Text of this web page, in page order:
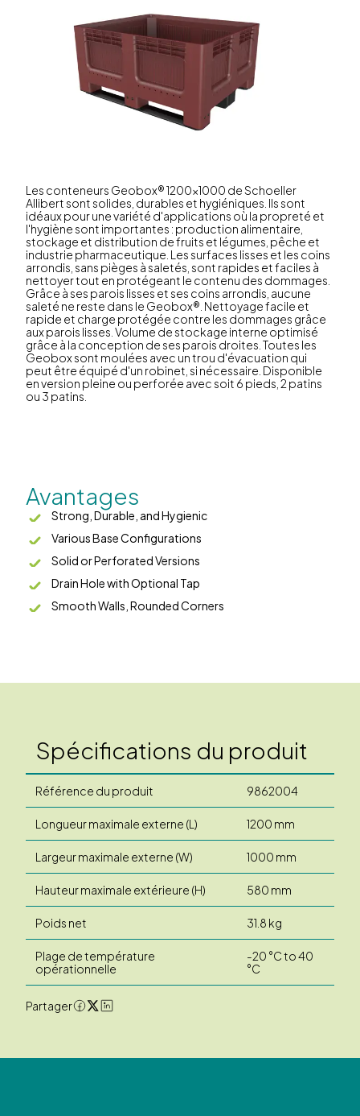
Les conteneurs Geobox® 1200x1000 de Schoeller
Allibert sont solides, durables et hygiéniques. Ils sont
idéaux pour une variété d'applications où la propreté et
l'hygiène sont importantes : production alimentaire,
stockage et distribution de fruits et légumes, pêche et
industrie pharmaceutique. Les surfaces lisses et les coins
arrondis, sans pièges à saletés, sont rapides et faciles à
nettoyer tout en protégeant le contenu des dommages.
Grâce à ses parois lisses et ses coins arrondis, aucune
saleté ne reste dans le Geobox®. Nettoyage facile et
rapide et charge protégée contre les dommages grâce
aux parois lisses. Volume de stockage interne optimisé
grâce à la conception de ses parois droites. Toutes les
Geobox sont moulées avec un trou d'évacuation qui
peut être équipé d'un robinet, si nécessaire. Disponible
en version pleine ou perforée avec soit 6 pieds, 2 patins
ou 3 patins.
Avantages
Strong, Durable, and Hygienic
Various Base Configurations
Solid or Perforated Versions
Drain Hole with Optional Tap
Smooth Walls, Rounded Corners
Spécifications du produit
Référence du produit 9862004
Longueur maximale externe (L) 1200 mm
Largeur maximale externe (W) 1000 mm
Hauteur maximale extérieure (H) 580 mm
Poids net 31.8 kg
Plage de température
opérationnelle
-20 °C to 40
°C
Partager